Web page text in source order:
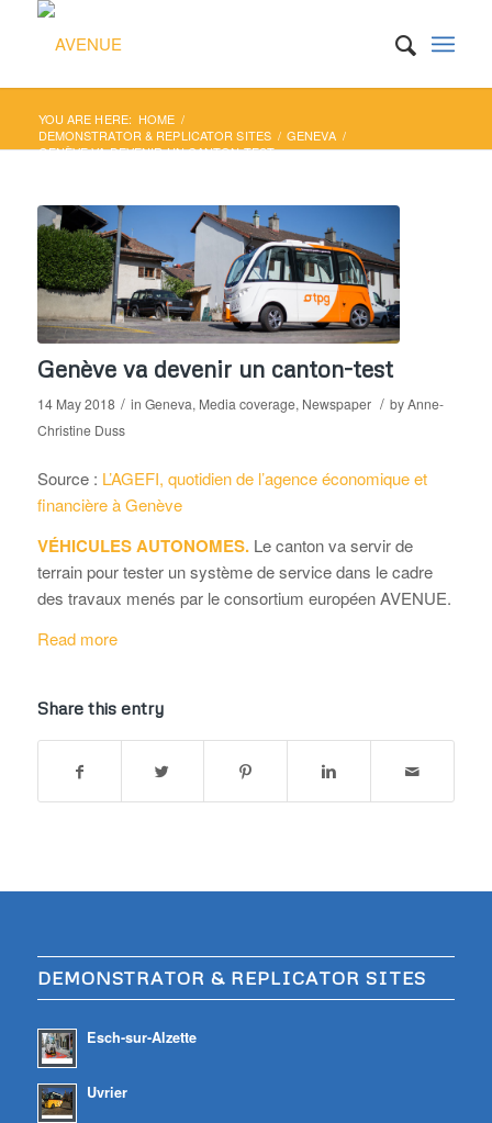
YOU ARE HERE: HOME /
DEMONSTRATOR & REPLICATOR SITES / GENEVA /
GENÈVE VA DEVENIR UN CANTON-TEST
Genève va devenir un canton-test
14 May 2018 / in Geneva, Media coverage, Newspaper / byAnne-
Christine Duss
Source : L’AGEFI, quotidien de l’agence économique et
financière à Genève
VÉHICULES AUTONOMES.Le canton va servir de
terrain pour tester un système de service dans le cadre
des travaux menés par le consortium européen AVENUE.
Read more
Share this entry
DEMONSTRATOR & REPLICATOR SITES
Esch-sur-Alzette
Uvrier